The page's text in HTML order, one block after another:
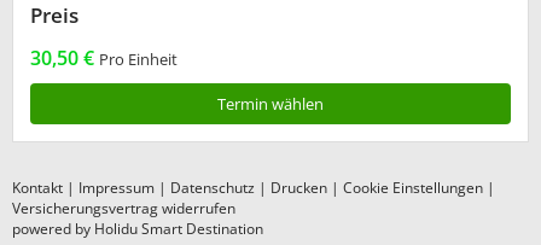
Preis
30,50 € Pro Einheit
Termin wählen
Kontakt | Impressum | Datenschutz | Drucken | Cookie Einstellungen |
Versicherungsvertrag widerrufen
powered by Holidu Smart Destination